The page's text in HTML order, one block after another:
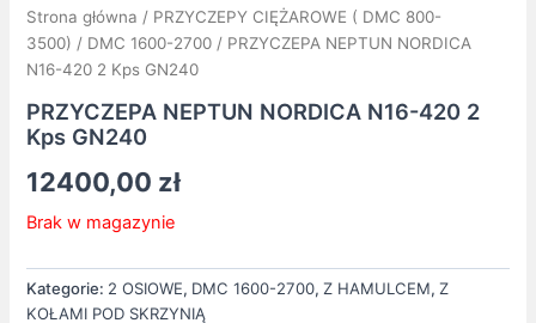
Strona główna / PRZYCZEPY CIĘŻAROWE ( DMC 800-
3500) / DMC 1600-2700 / PRZYCZEPA NEPTUN NORDICA
N16-420 2 Kps GN240
PRZYCZEPA NEPTUN NORDICA N16-420 2
Kps GN240
12400,00 zł
Brak w magazynie
Kategorie: 2 OSIOWE, DMC 1600-2700,Z HAMULCEM,Z
KOŁAMI POD SKRZYNIĄ